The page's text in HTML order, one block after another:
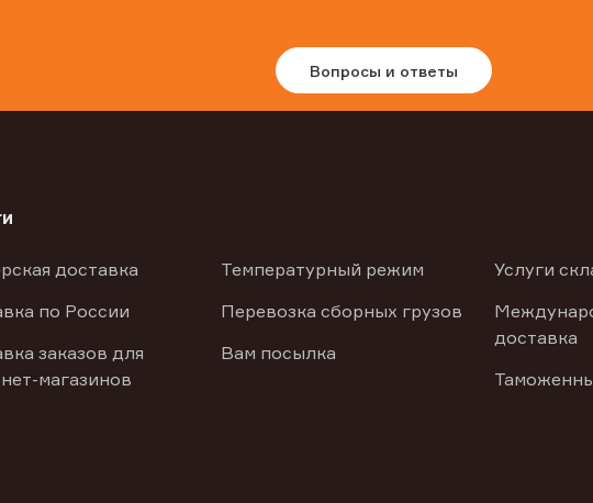
Вопросы и ответы
доставка
по России
заказов для
магазинов
Температурный режим
Перевозка сборных грузов
Вам посылка
Услуги
доставка